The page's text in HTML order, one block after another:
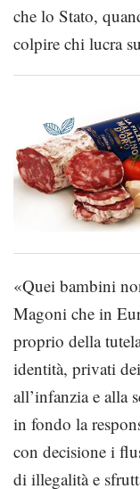
che lo Stato,
colpire chi lucra
«Quei bambini
Magoni che in
proprio della
identità, privati
all’infanzia e alla
in fondo la
con decisione i
di illegalità e